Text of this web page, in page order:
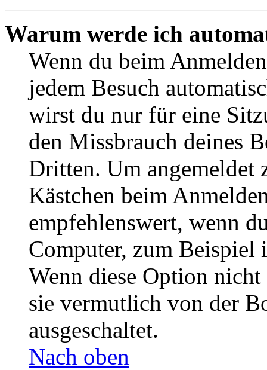
Warum werde ich
Wenn du beim
jedem Besuch
wirst du nur für eine
den Missbrauch deines
Dritten. Um angemeldet
Kästchen beim
empfehlenswert, wenn
Computer, zum Beispiel
Wenn diese Option
sie vermutlich von der
ausgeschaltet.
Nach oben